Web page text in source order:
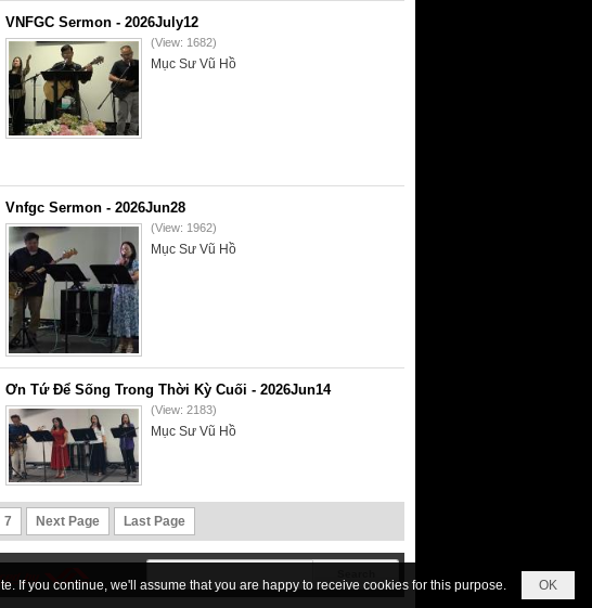
VNFGC Sermon - 2026July12
(View: 1682)
Mục Sư Vũ Hồ
Vnfgc Sermon - 2026Jun28
(View: 1962)
Mục Sư Vũ Hồ
Ơn Tứ Để Sống Trong Thời Kỳ Cuối - 2026Jun14
(View: 2183)
Mục Sư Vũ Hồ
7 Next Page Last Page
OK
If you continue, we'll assume that you are happy to receive cookies for this purpose.